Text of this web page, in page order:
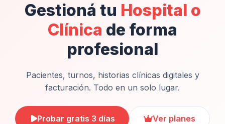
Gestioná tu Hospital o
Clínica de forma
profesional
Pacientes, turnos, historias clínicas digitales y
facturación. Todo en un solo lugar.
Probar gratis 3 días Ver planes